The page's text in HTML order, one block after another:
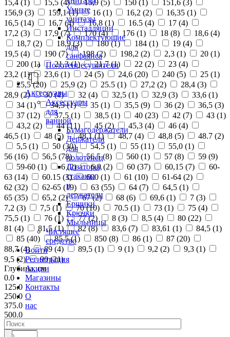
Умные
унитазы
Инсталляции
Комплектующие
для
санфаянса
Полотенцесушители
Аксессуары
Аксессуары
для
ванной
Бумагодержатели
Держатели
для
полотенец
Дозаторы,
стаканы
и
держатели
Ершики
Крючки
Мыльницы
Чистящее
средство
Войти
Регистрация
Акции
Магазины
Контакты
О
нас
15,4 (1 ) 15,5 (4) 15,9 (5) 150 (1 ) 151,6 (3)
156,9 (3) 159,1 (1) 16 (1) 16,2 (2) 16,35 (1)
16,5 (14) 16,7 (4) 16,8 (1) 16.5 (4) 17 (4)
17,2 (3) 17,9 (7) 170 (4) 176 (1) 18 (8) 18,6 (4)
18,7 (2) 18,9 (3) 180 (1) 184 (1) 19 (4)
19,5 (4) 190 (7) 198 (2) 198,2 (2) 2,3 (1) 20 (1)
200 (1) 21,3 (1) 21,7 (1) 22 (2) 23 (4)
23,2 (1) 23,6 (1) 24 (5) 24,6 (20) 240 (5) 25 (1)
25,5 (20) 25,9 (2) 25.5 (1) 27,2 (2) 28,4 (3)
28,9 (2) 30 (4) 32 (4) 32,5 (1) 32,9 (3) 33,6 (1)
34 (1) 34,5 (1) 35 (1) 35,5 (9) 36 (2) 36,5 (3)
37 (12) 37,5 (1) 38,5 (1) 40 (23) 42 (7) 43 (1)
43,2 (2) 44 (11) 45 (2) 45,3 (4) 46 (4)
46,5 (1) 48 (5) 48,1 (1) 48,7 (4) 48,8 (5) 48.7 (2)
5,5 (1) 50 (30) 54,5 (1) 55 (11) 55,0 (1)
56 (16) 56,5 (78) 56.5 (8) 560 (1) 57 (8) 59 (9)
59-60 (1) 6 (2) 6,9 (2) 60 (37) 60,15 (7)
60-
63 (14) 60.15 (3) 600 (1) 61 (10) 61-64 (2)
62 (32) 62-65 (19) 63 (55) 64 (7) 64,5 (1)
65 (35) 65,2 (2) 67 (2) 68 (6) 69,6 (1) 7 (3)
7,2 (3) 7,5 (1) 70 (10) 70.5 (1) 73 (1) 75 (4)
75,5 (1) 76 (1) 77 (2) 8 (3) 8,5 (4) 80 (22)
81 (4) 81,5 (1) 82 (8) 83,6 (7) 83,61 (1) 84,5 (1)
85 (40) 85,5 (1) 850 (8) 86 (1) 87 (20)
88,7 (4) 89 (4) 89,5 (1) 9 (1) 9,2 (2) 9,3 (1)
9,5 (2) 90 (21)
Глубина, см
0.0
125.0
250.0
375.0
500.0